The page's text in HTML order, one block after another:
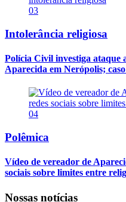
03
Intolerância religiosa
Polícia Civil investiga ataque
Aparecida em Nerópolis;
04
Polêmica
Vídeo de vereador de
sociais sobre limites entre
Nossas notícias